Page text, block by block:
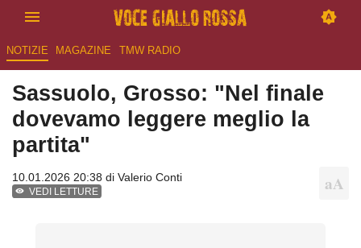
NOTIZIE MAGAZINE TMW RADIO
Sassuolo, Grosso: "Nel finale
dovevamo leggere meglio la
partita"
10.01.2026 20:38 di Valerio Conti
VEDI LETTURE